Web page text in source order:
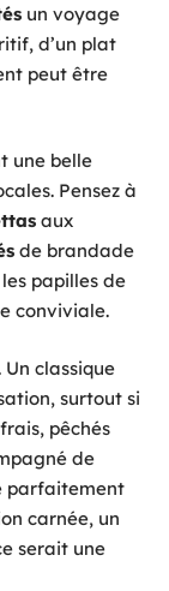
un voyage
d’un plat
peut être
une belle
Pensez à
aux
de brandade
papilles de
conviviale.
classique
surtout si
pêchés
de
parfaitement
carnée, un
serait une